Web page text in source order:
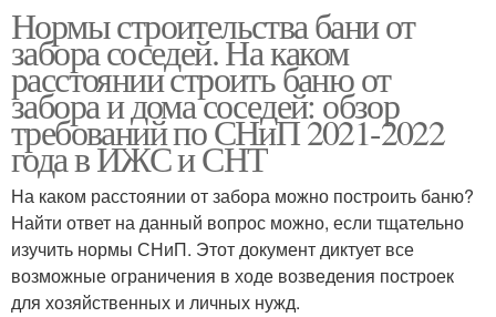
Нормы строительства бани от
забора соседей. На каком
расстоянии строить баню от
забора и дома соседей: обзор
требований по СНиП 2021-2022
года в ИЖС и СНТ
На каком расстоянии от забора можно построить баню?
Найти ответ на данный вопрос можно, если тщательно
изучить нормы СНиП. Этот документ диктует все
возможные ограничения в ходе возведения построек
для хозяйственных и личных нужд.